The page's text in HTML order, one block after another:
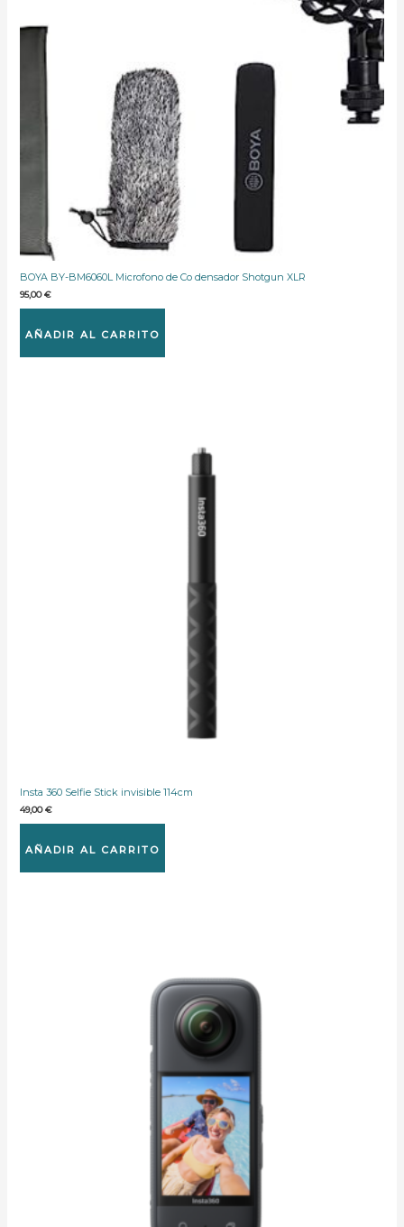
BOYA BY-BM6060L Microfono de Co densador Shotgun XLR
95,00€
AÑADIR AL CARRITO
Insta 360 Selfie Stick invisible 114cm
49,00€
AÑADIR AL CARRITO